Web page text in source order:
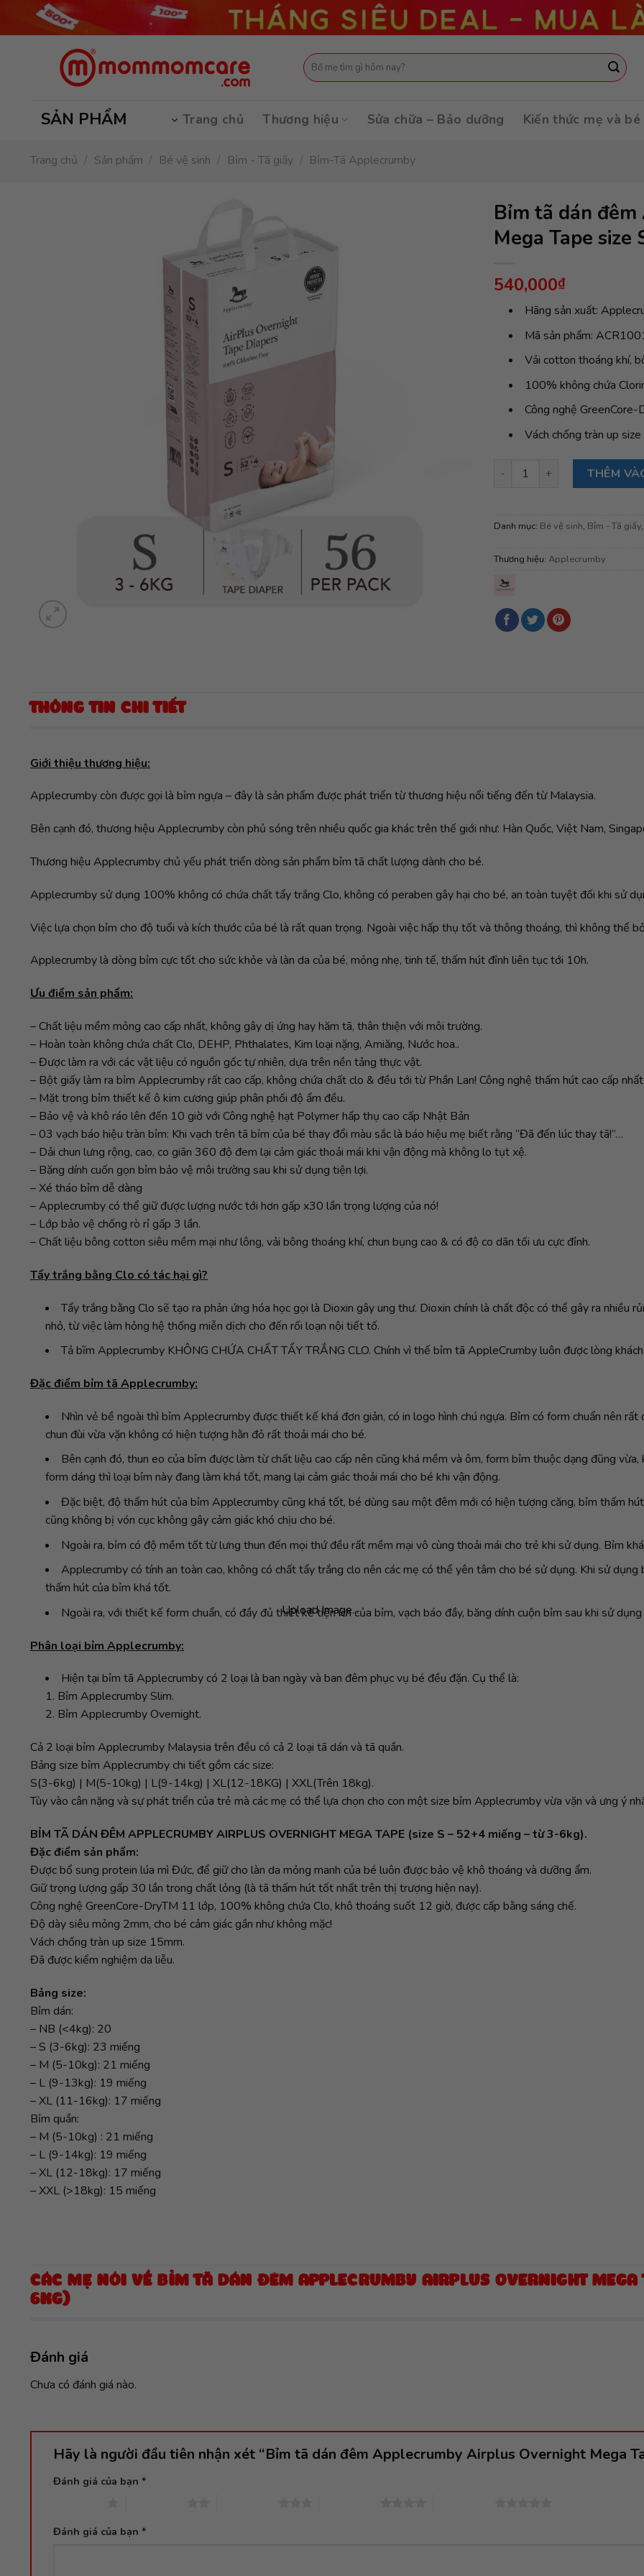
Upload Image...
Tìm
kiếm:
SẢN PHẨM Trang chủ Thương hiệu Sửa chữa – Bảo dưỡng Kiến thức mẹ và bé
Trang chủ / Sản phẩm / Bé vệ sinh / Bỉm - Tã giấy / Bỉm-Tã Applecrumby
Bỉm tã dán
Mega Tape size
540,000₫
Hãng sản xuất:
Mã sản phẩm:
Vải cotton thoáng khí,
100% không chứa
Công nghệ
Vách chống tràn up
Bỉm tã dán đêm THÊM
Danh mục: Bé vệ sinh, Bỉm - Tã giấy,
Thương hiệu: Applecrumby
THÔNG TIN CHI TIẾT
Giới thiệu thương hiệu:
Applecrumby còn được gọi là bỉm ngựa – đây là sản phẩm được phát triển từ thương hiệu nổi tiếng đến từ Malaysia.
Bên cạnh đó, thương hiệu Applecrumby còn phủ sóng trên nhiều quốc gia khác trên thế giới như: Hàn Quốc, Việt Nam,
Thương hiệu Applecrumby chủ yếu phát triển dòng sản phẩm bỉm tã chất lượng dành cho bé.
Applecrumby sử dụng 100% không có chứa chất tẩy trắng Clo, không có peraben gây hại cho bé, an toàn tuyệt đối khi sử
Việc lựa chọn bỉm cho độ tuổi và kích thước của bé là rất quan trọng. Ngoài việc hấp thụ tốt và thông thoáng, thì không thể
Applecrumby là dòng bỉm cực tốt cho sức khỏe và làn da của bé, mỏng nhẹ, tinh tế, thấm hút đỉnh liên tục tới 10h.
Ưu điểm sản phẩm:
– Chất liệu mềm mỏng cao cấp nhất, không gây dị ứng hay hăm tã, thân thiện với môi trường.
– Hoàn toàn không chứa chất Clo, DEHP, Phthalates, Kim loại nặng, Amiăng, Nước hoa..
– Được làm ra với các vật liệu có nguồn gốc tự nhiên, dựa trên nền tảng thực vật.
– Bột giấy làm ra bỉm Applecrumby rất cao cấp, không chứa chất clo & đều tới từ Phần Lan! Công nghệ thấm hút cao cấp
– Mặt trong bỉm thiết kế ô kim cương giúp phân phối độ ẩm đều.
– Bảo vệ và khô ráo lên đến 10 giờ với Công nghệ hạt Polymer hấp thụ cao cấp Nhật Bản
– 03 vạch báo hiệu tràn bỉm: Khi vạch trên tã bỉm của bé thay đổi màu sắc là báo hiệu mẹ biết rằng “Đã đến lúc thay tã!”…
– Dải chun lưng rộng, cao, co giãn 360 độ đem lại cảm giác thoải mái khi vận động mà không lo tụt xệ.
– Băng dính cuốn gọn bỉm bảo vệ môi trường sau khi sử dụng tiện lợi.
– Xé tháo bỉm dễ dàng
– Applecrumby có thể giữ được lượng nước tới hơn gấp x30 lần trọng lượng của nó!
– Lớp bảo vệ chống rò rỉ gấp 3 lần.
– Chất liệu bông cotton siêu mềm mại như lông, vải bông thoáng khí, chun bụng cao & có độ co dãn tối ưu cực đỉnh.
Tẩy trắng bằng Clo có tác hại gì?
Tẩy trắng bằng Clo sẽ tạo ra phản ứng hóa học gọi là Dioxin gây ung thư. Dioxin chính là chất độc có thể gây ra nhiều
nhỏ, từ việc làm hỏng hệ thống miễn dịch cho đến rối loạn nội tiết tố.
Tả bĩm Applecrumby KHÔNG CHỨA CHẤT TẨY TRẮNG CLO. Chính vì thế bỉm tã AppleCrumby luôn được lòng khách
Đặc điểm bỉm tã Applecrumby:
Nhìn vẻ bề ngoài thì bỉm Applecrumby được thiết kế khá đơn giản, có in logo hình chú ngựa. Bỉm có form chuẩn nên
chun đùi vừa vặn không có hiện tượng hằn đỏ rất thoải mái cho bé.
Bên cạnh đó, thun eo của bỉm được làm từ chất liệu cao cấp nên cũng khá mềm và ôm, form bỉm thuộc dạng đũng
form dáng thì loại bỉm này đang làm khá tốt, mang lại cảm giác thoải mái cho bé khi vận động.
Đặc biệt, độ thấm hút của bỉm Applecrumby cũng khá tốt, bé dùng sau một đêm mới có hiện tượng căng, bỉm thấm
cũng không bị vón cục không gây cảm giác khó chịu cho bé.
Ngoài ra, bỉm có độ mềm tốt từ lưng thun đến mọi thứ đều rất mềm mại vô cùng thoải mái cho trẻ khi sử dụng. Bỉm
Applecrumby có tính an toàn cao, không có chất tẩy trắng clo nên các mẹ có thể yên tâm cho bé sử dụng. Khi sử
thấm hút của bỉm khá tốt.
Ngoài ra, với thiết kế form chuẩn, có đầy đủ thiết kế tiện ích của bỉm, vạch báo đầy, băng dính cuộn bỉm sau khi sử
Phân loại bỉm Applecrumby:
Hiện tại bỉm tã Applecrumby có 2 loại là ban ngày và ban đêm phục vụ bé đều đặn. Cụ thể là:
1. Bỉm Applecrumby Slim.
2. Bỉm Applecrumby Overnight.
Cả 2 loại bỉm Applecrumby Malaysia trên đều có cả 2 loại tã dán và tã quần.
Bảng size bỉm Applecrumby chi tiết gồm các size:
S(3-6kg) | M(5-10kg) | L(9-14kg) | XL(12-18KG) | XXL(Trên 18kg).
Tùy vào cân nặng và sự phát triển của trẻ mà các mẹ có thể lựa chọn cho con một size bỉm Applecrumby vừa vặn và ưng ý
BỈM TÃ DÁN ĐÊM APPLECRUMBY AIRPLUS OVERNIGHT MEGA TAPE (size S – 52+4 miếng – từ 3-6kg).
Đặc điểm sản phẩm:
Được bổ sung protein lúa mì Đức, để giữ cho làn da mỏng manh của bé luôn được bảo vệ khô thoáng và dưỡng ẩm.
Giữ trọng lượng gấp 30 lần trong chất lỏng (là tã thấm hút tốt nhất trên thị trượng hiện nay).
Công nghệ GreenCore-DryTM 11 lớp, 100% không chứa Clo, khô thoáng suốt 12 giờ, được cấp bằng sáng chế.
Độ dày siêu mỏng 2mm, cho bé cảm giác gần như không mặc!
Vách chống tràn up size 15mm.
Đã được kiểm nghiệm da liễu.
Bảng size:
Bỉm dán:
– NB (<4kg): 20
– S (3-6kg): 23 miếng
– M (5-10kg): 21 miếng
– L (9-13kg): 19 miếng
– XL (11-16kg): 17 miếng
Bỉm quần:
– M (5-10kg) : 21 miếng
– L (9-14kg): 19 miếng
– XL (12-18kg): 17 miếng
– XXL (>18kg): 15 miếng
CÁC MẸ NÓI VỀ BỈM TÃ DÁN ĐÊM APPLECRUMBY AIRPLUS OVERNIGHT
6KG)
Đánh giá
Chưa có đánh giá nào.
Hãy là người đầu tiên nhận xét “Bỉm tã dán đêm Applecrumby Airplus Overnight Mega
Đánh giá của bạn *
Đánh giá của bạn *